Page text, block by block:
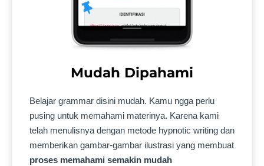
Mudah Dipahami
Belajar grammar disini mudah. Kamu ngga perlu
pusing untuk memahami materinya. Karena kami
telah menulisnya dengan metode hypnotic writing dan
memberikan gambar-gambar ilustrasi yang membuat
proses memahami semakin mudah